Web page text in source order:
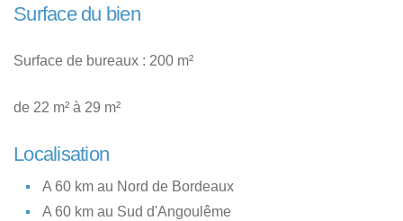
Surface du bien
Surface de bureaux : 200 m²
de 22 m² à 29 m²
Localisation
A 60 km au Nord de Bordeaux
A 60 km au Sud d'Angoulême